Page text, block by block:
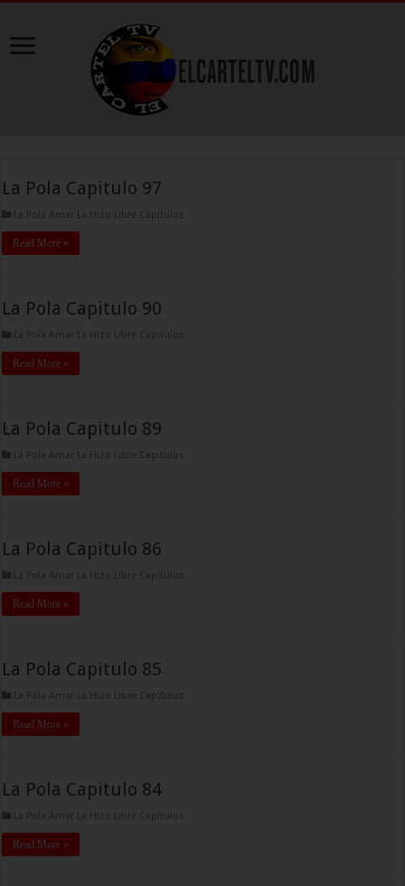
La Pola Capitulo 97
La Pola Amar La Hizo Libre Capitulos
Read More »
La Pola Capitulo 90
La Pola Amar La Hizo Libre Capitulos
Read More »
La Pola Capitulo 89
La Pola Amar La Hizo Libre Capitulos
Read More »
La Pola Capitulo 86
La Pola Amar La Hizo Libre Capitulos
Read More »
La Pola Capitulo 85
La Pola Amar La Hizo Libre Capitulos
Read More »
La Pola Capitulo 84
La Pola Amar La Hizo Libre Capitulos
Read More »